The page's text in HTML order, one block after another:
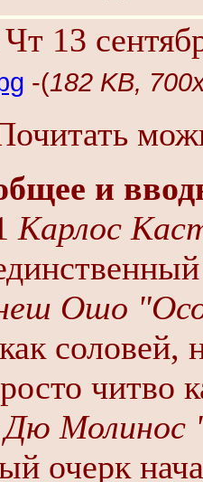
Чт 13
-(182 KB,
и
Карлос
Ошо
соловей,
читво
Молинос
очерк